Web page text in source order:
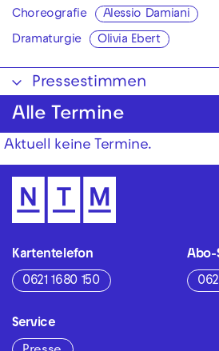
Choreografie Alessio Damiani
Dramaturgie Olivia Ebert
Pressestimmen
Alle Termine
Aktuell keine Termine.
Kartentelefon
0621 1680 150
Abo-
Service